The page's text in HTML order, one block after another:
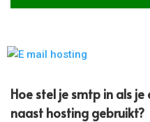
Hoe stel je smtp in als
naast hosting gebruikt?